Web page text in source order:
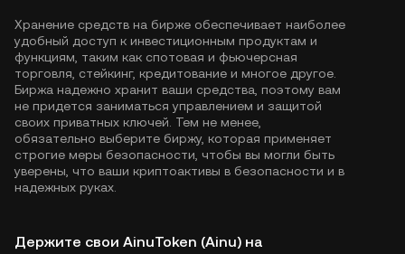
Хранение средств на бирже обеспечивает наиболее
удобный доступ к инвестиционным продуктам и
функциям, таким как спотовая и фьючерсная
торговля, стейкинг, кредитование и многое другое.
Биржа надежно хранит ваши средства, поэтому вам
не придется заниматься управлением и защитой
своих приватных ключей. Тем не менее,
обязательно выберите биржу, которая применяет
строгие меры безопасности, чтобы вы могли быть
уверены, что ваши криптоактивы в безопасности и в
надежных руках.
Держите свои AinuToken (Ainu) на